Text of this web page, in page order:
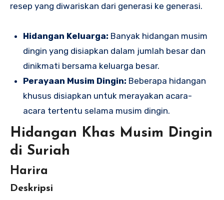
resep yang diwariskan dari generasi ke generasi.
Hidangan Keluarga: Banyak hidangan musim
dingin yang disiapkan dalam jumlah besar dan
dinikmati bersama keluarga besar.
Perayaan Musim Dingin: Beberapa hidangan
khusus disiapkan untuk merayakan acara-
acara tertentu selama musim dingin.
Hidangan Khas Musim Dingin
di Suriah
Harira
Deskripsi